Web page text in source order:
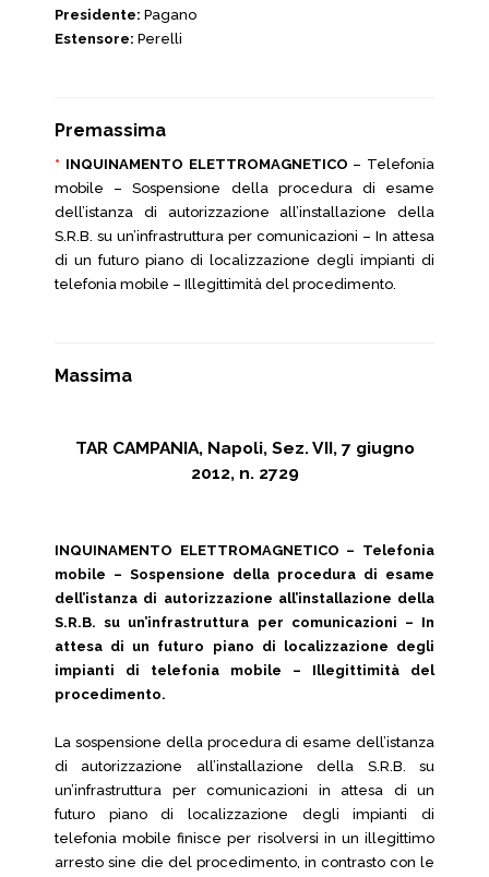
Presidente: Pagano
Estensore: Perelli
Premassima
* INQUINAMENTO ELETTROMAGNETICO – Telefonia
mobile – Sospensione della procedura di esame
dell’istanza di autorizzazione all’installazione della
S.R.B. su un’infrastruttura per comunicazioni – In attesa
di un futuro piano di localizzazione degli impianti di
telefonia mobile – Illegittimità del procedimento.
Massima
TAR CAMPANIA, Napoli, Sez. VII, 7 giugno
2012, n. 2729
INQUINAMENTO ELETTROMAGNETICO – Telefonia
mobile – Sospensione della procedura di esame
dell’istanza di autorizzazione all’installazione della
S.R.B. su un’infrastruttura per comunicazioni – In
attesa di un futuro piano di localizzazione degli
impianti di telefonia mobile – Illegittimità del
procedimento.
La sospensione della procedura di esame dell’istanza
di autorizzazione all’installazione della S.R.B. su
un’infrastruttura per comunicazioni in attesa di un
futuro piano di localizzazione degli impianti di
telefonia mobile finisce per risolversi in un illegittimo
arresto sine die del procedimento, in contrasto con le